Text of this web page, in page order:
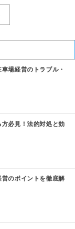
場経営のトラブル・
必見！法的対処と効
のポイントを徹底解